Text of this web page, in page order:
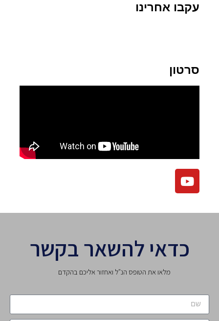
עקבו אחרינו
סרטון
כדאי להשאר בקשר
מלאו את הטופס הנ"ל ואחזור אליכם בהקדם